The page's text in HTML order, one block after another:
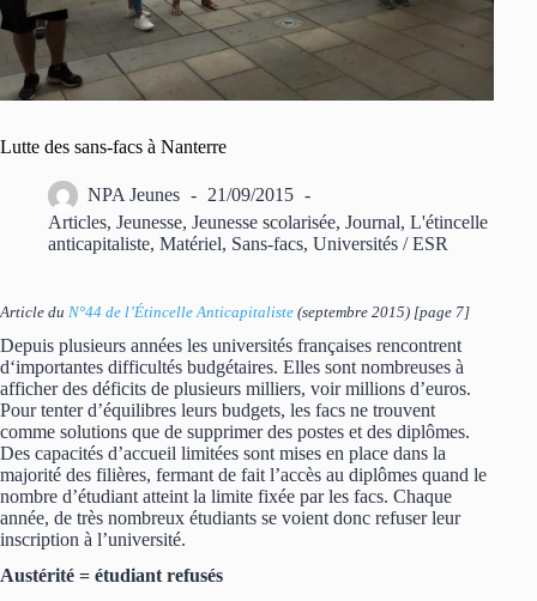
Lutte des sans-facs à Nanterre
NPA Jeunes
21/09/2015
Articles, Jeunesse, Jeunesse scolarisée, Journal, L'étincelle
anticapitaliste, Matériel, Sans-facs, Universités / ESR
Article du N°44 de l’Étincelle Anticapitaliste (septembre 2015) [page 7]
Depuis plusieurs années les universités françaises rencontrent
d‘importantes difficultés budgétaires. Elles sont nombreuses à
afficher des déficits de plusieurs milliers, voir millions d’euros.
Pour tenter d’équilibres leurs budgets, les facs ne trouvent
comme solutions que de supprimer des postes et des diplômes.
Des capacités d’accueil limitées sont mises en place dans la
majorité des filières, fermant de fait l’accès au diplômes quand le
nombre d’étudiant atteint la limite fixée par les facs. Chaque
année, de très nombreux étudiants se voient donc refuser leur
inscription à l’université.
Austérité = étudiant refusés